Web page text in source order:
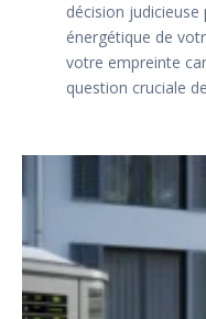
décision
énergétique de
votre empreinte
question cruciale